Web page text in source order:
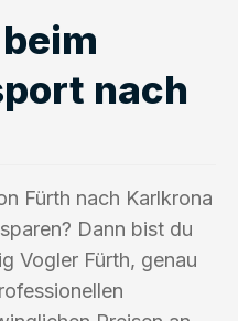
nach
Fürth nach Karlkrona
Dann bist du
Vogler Fürth, genau